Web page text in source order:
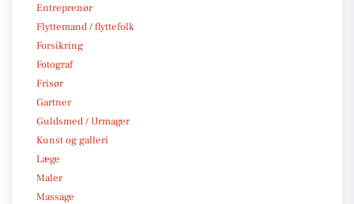
Entreprenør
Flyttemand / flyttefolk
Forsikring
Fotograf
Frisør
Gartner
Guldsmed / Urmager
Kunst og galleri
Læge
Maler
Massage